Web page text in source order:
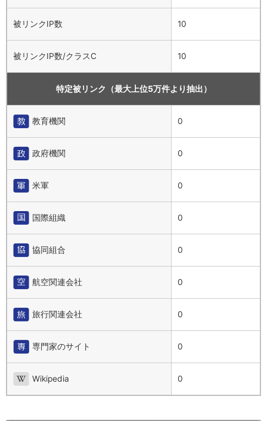
被リンクIP数 10
被リンクIP数/クラスC 10
特定被リンク（最大上位5万件より抽出）
教育機関 0
政府機関 0
米軍 0
国際組織 0
協同組合 0
航空関連会社 0
旅行関連会社 0
専門家のサイト 0
Wikipedia 0